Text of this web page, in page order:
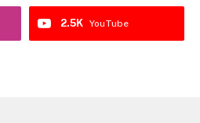
YouTube
2.5K